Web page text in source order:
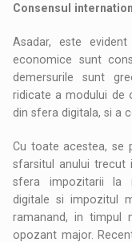
Consensul
Asadar, este
economice sunt
demersurile sunt
ridicate a modului de
din sfera digitala, si a
Cu toate acestea, se
sfarsitul anului trecut
sfera impozitarii la
digitale si impozitul
ramanand, in timpul
opozant major.